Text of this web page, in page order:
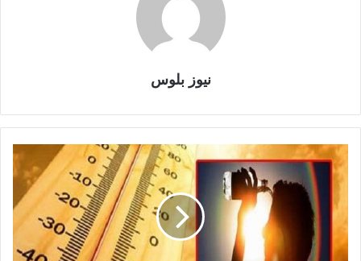
نيوز بلوس